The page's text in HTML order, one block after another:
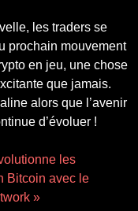
les traders se
prochain mouvement
en jeu, une chose
que jamais.
alors que l’avenir
d’évoluer !
les
Bitcoin avec le
»